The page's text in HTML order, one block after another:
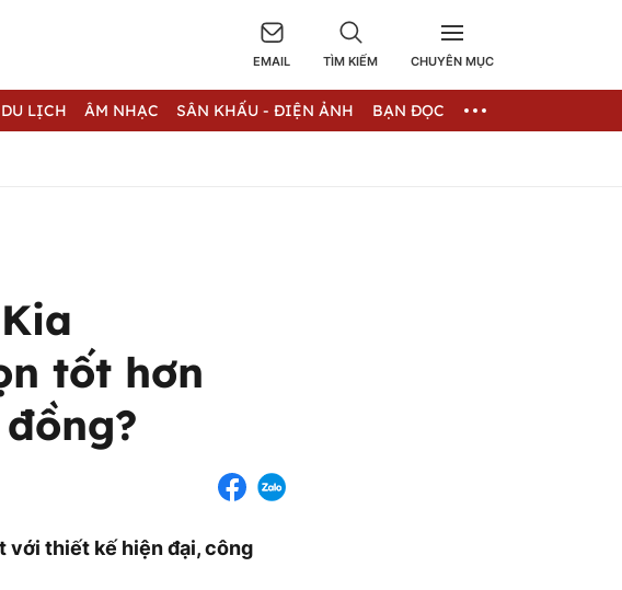
EMAIL TÌM KIẾM CHUYÊN MỤC
DU LỊCH ÂM NHẠC SÂN KHẤU - ĐIỆN ẢNH BẠN ĐỌC
tốt hơn
với thiết kế hiện đại, công